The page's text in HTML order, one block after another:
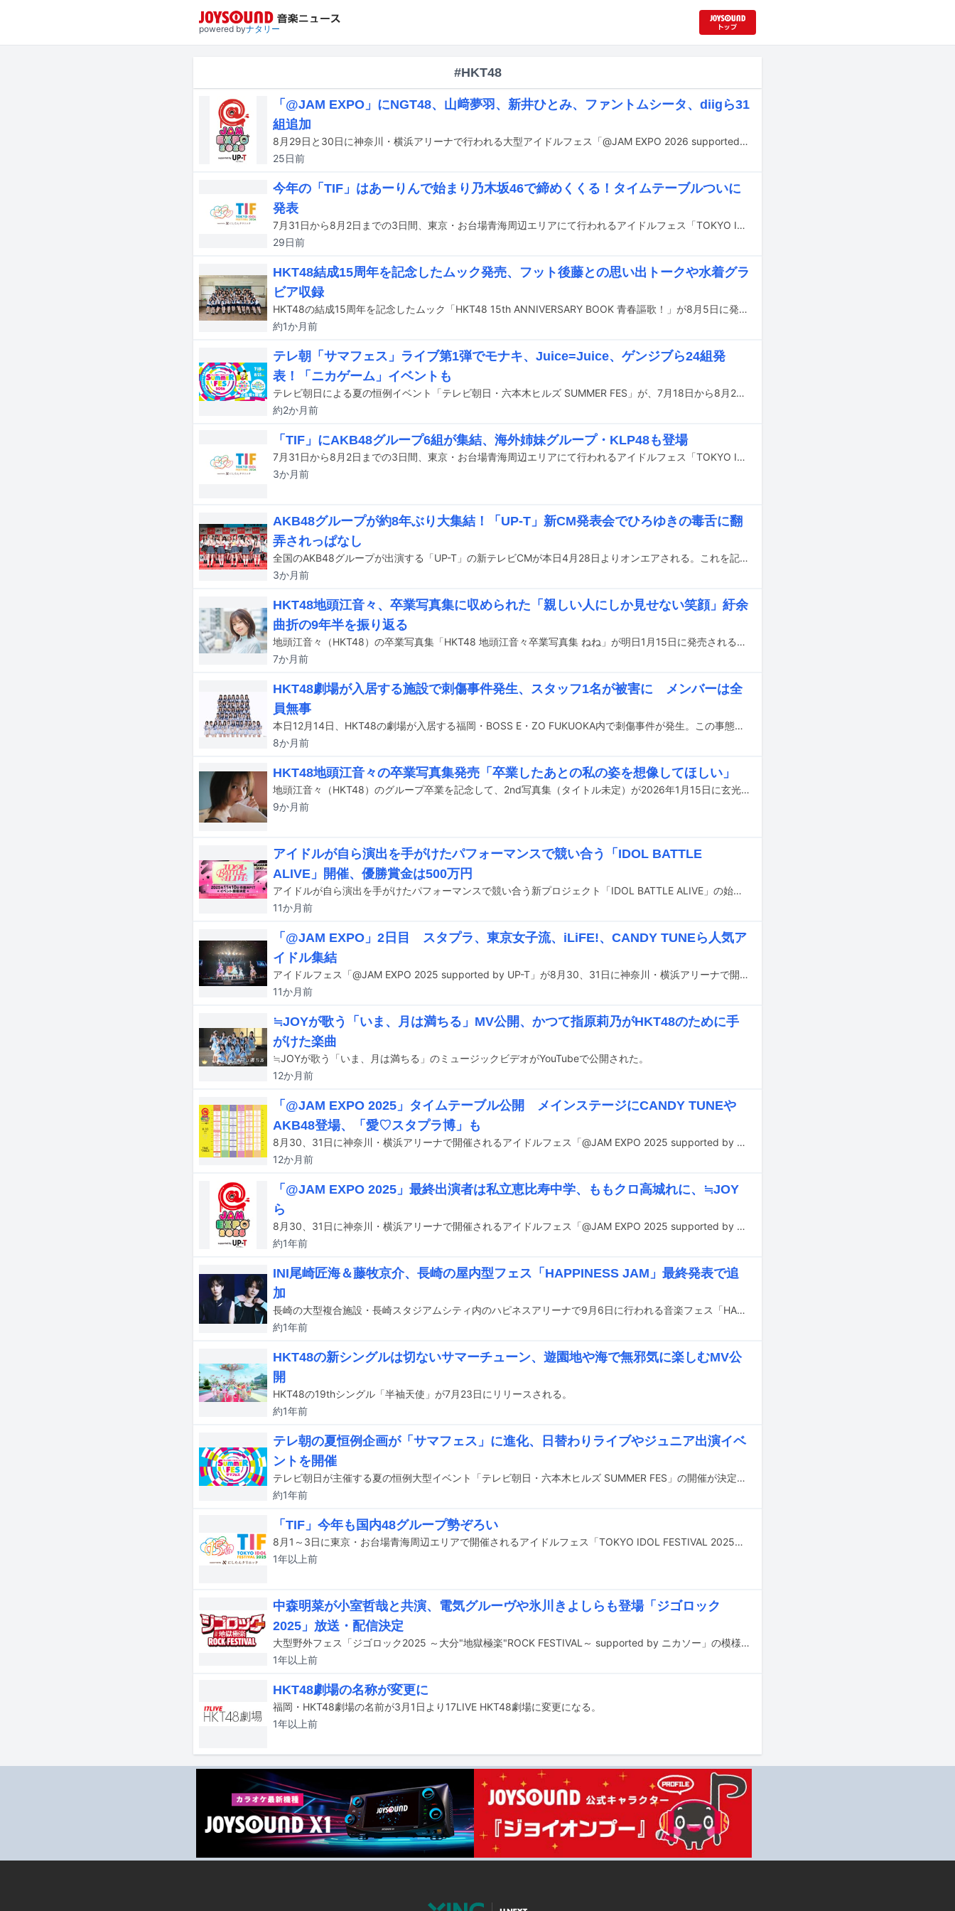
powered byナタリー
#HKT48
「@JAM EXPO」にNGT48、山﨑夢羽、新井ひとみ、ファントムシータ、diigら31
組追加
8月29日と30日に神奈川・横浜アリーナで行われる大型アイドルフェス「@JAM EXPO 2026 supported by UP-T」の出演アーティスト第6弾が発表された。
25日前
今年の「TIF」はあーりんで始まり乃木坂46で締めくくる！タイムテーブルついに
発表
7月31日から8月2日までの3日間、東京・お台場青海周辺エリアにて行われるアイドルフェス「TOKYO IDOL FESTIVAL 2026 supported by にしたんクリニック」のタイムテーブルが発表された。
29日前
HKT48結成15周年を記念したムック発売、フット後藤との思い出トークや水着グラ
ビア収録
HKT48の結成15周年を記念したムック「HKT48 15th ANNIVERSARY BOOK 青春謳歌！」が8月5日に発売される。
約1か月前
テレ朝「サマフェス」ライブ第1弾でモナキ、Juice=Juice、ゲンジブら24組発
表！「ニカゲーム」イベントも
テレビ朝日による夏の恒例イベント「テレビ朝日・六本木ヒルズ SUMMER FES」が、7月18日から8月23日までの計37日間にわたって開催されることが決定した。
約2か月前
「TIF」にAKB48グループ6組が集結、海外姉妹グループ・KLP48も登場
7月31日から8月2日までの3日間、東京・お台場青海周辺エリアにて行われるアイドルフェス「TOKYO IDOL FESTIVAL 2026 supported by にしたんクリニック」の出演アーティスト第8弾が発表された。
3か月前
AKB48グループが約8年ぶり大集結！「UP-T」新CM発表会でひろゆきの毒舌に翻
弄されっぱなし
全国のAKB48グループが出演する「UP-T」の新テレビCMが本日4月28日よりオンエアされる。これを記念して、東京・ニッショーホールで新CM発表会が行われた。
3か月前
HKT48地頭江音々、卒業写真集に収められた「親しい人にしか見せない笑顔」紆余
曲折の9年半を振り返る
地頭江音々（HKT48）の卒業写真集「HKT48 地頭江音々卒業写真集 ねね」が明日1月15日に発売される。これに合わせ、地頭江が音楽ナタリーの取材に応じた。
7か月前
HKT48劇場が入居する施設で刺傷事件発生、スタッフ1名が被害に メンバーは全
員無事
本日12月14日、HKT48の劇場が入居する福岡・BOSS E・ZO FUKUOKA内で刺傷事件が発生。この事態を受け、本日行われていたHKT48の19thシングル「半袖天使」劇場盤の発売記念オンライン握手会は、8部以降が中止となった。
8か月前
HKT48地頭江音々の卒業写真集発売「卒業したあとの私の姿を想像してほしい」
地頭江音々（HKT48）のグループ卒業を記念して、2nd写真集（タイトル未定）が2026年1月15日に玄光社より発売される。
9か月前
アイドルが自ら演出を手がけたパフォーマンスで競い合う「IDOL BATTLE
ALIVE」開催、優勝賞金は500万円
アイドルが自ら演出を手がけたパフォーマンスで競い合う新プロジェクト「IDOL BATTLE ALIVE」の始動が発表された。
11か月前
「@JAM EXPO」2日目 スタプラ、東京女子流、iLiFE!、CANDY TUNEら人気ア
イドル集結
アイドルフェス「@JAM EXPO 2025 supported by UP-T」が8月30、31日に神奈川・横浜アリーナで開催された。この記事では2日目公演の模様をレポートする。
11か月前
≒JOYが歌う「いま、月は満ちる」MV公開、かつて指原莉乃がHKT48のために手
がけた楽曲
≒JOYが歌う「いま、月は満ちる」のミュージックビデオがYouTubeで公開された。
12か月前
「@JAM EXPO 2025」タイムテーブル公開 メインステージにCANDY TUNEや
AKB48登場、「愛♡スタプラ博」も
8月30、31日に神奈川・横浜アリーナで開催されるアイドルフェス「@JAM EXPO 2025 supported by UP-T」のタイムテーブルが公開された。
12か月前
「@JAM EXPO 2025」最終出演者は私立恵比寿中学、ももクロ高城れに、≒JOY
ら
8月30、31日に神奈川・横浜アリーナで開催されるアイドルフェス「@JAM EXPO 2025 supported by UP-T」の最終出演者が発表された。
約1年前
INI尾崎匠海＆藤牧京介、長崎の屋内型フェス「HAPPINESS JAM」最終発表で追
加
長崎の大型複合施設・長崎スタジアムシティ内のハピネスアリーナで9月6日に行われる音楽フェス「HAPPINESS JAM 2025」の最終出演アーティストが発表された。
約1年前
HKT48の新シングルは切ないサマーチューン、遊園地や海で無邪気に楽しむMV公
開
HKT48の19thシングル「半袖天使」が7月23日にリリースされる。
約1年前
テレ朝の夏恒例企画が「サマフェス」に進化、日替わりライブやジュニア出演イベ
ントを開催
テレビ朝日が主催する夏の恒例大型イベント「テレビ朝日・六本木ヒルズ SUMMER FES」の開催が決定。7月19日から8月17日まで東京・テレビ朝日本社を中心としたエリアで行われる。
約1年前
「TIF」今年も国内48グループ勢ぞろい
8月1～3日に東京・お台場青海周辺エリアで開催されるアイドルフェス「TOKYO IDOL FESTIVAL 2025」の出演者第4弾が発表された。
1年以上前
中森明菜が小室哲哉と共演、電気グルーヴや氷川きよしらも登場「ジゴロック
2025」放送・配信決定
大型野外フェス「ジゴロック2025 ～大分"地獄極楽"ROCK FESTIVAL～ supported by ニカソー」の模様が6月21、22日にフジテレビTWO ドラマ・アニメ / フジテレビTWOsmartで放送・配信される。
1年以上前
HKT48劇場の名称が変更に
福岡・HKT48劇場の名前が3月1日より17LIVE HKT48劇場に変更になる。
1年以上前